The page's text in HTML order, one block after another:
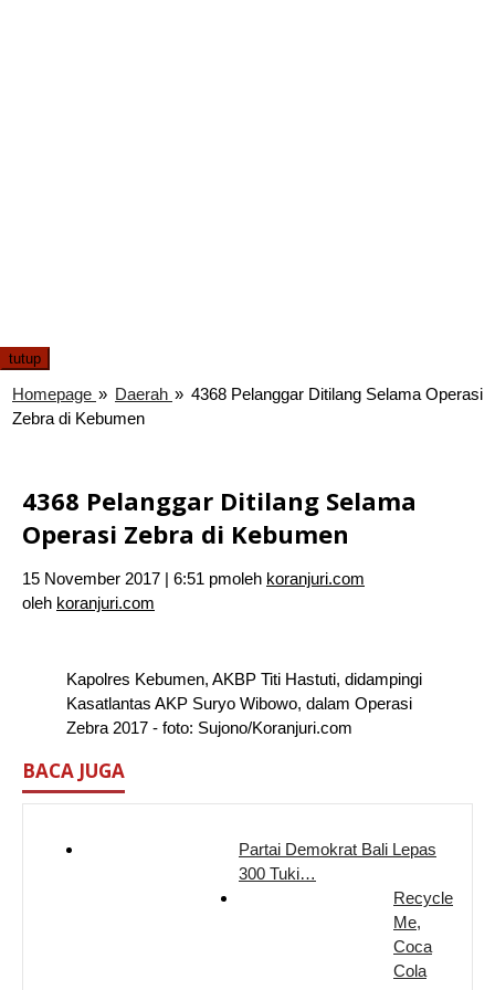
tutup
Homepage » Daerah » 4368 Pelanggar Ditilang Selama Operasi
Zebra di Kebumen
4368 Pelanggar Ditilang Selama
Operasi Zebra di Kebumen
15 November 2017 | 6:51 pmoleh koranjuri.com
oleh koranjuri.com
Kapolres Kebumen, AKBP Titi Hastuti, didampingi
Kasatlantas AKP Suryo Wibowo, dalam Operasi
Zebra 2017 - foto: Sujono/Koranjuri.com
BACA JUGA
Partai Demokrat Bali Lepas
300 Tuki…
Recycle
Me,
Coca
Cola